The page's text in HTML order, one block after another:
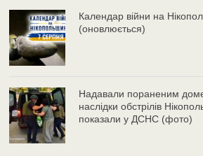
Календар війни на
(оновлюється)
Надавали пораненим
наслідки обстрілів
показали у ДСНС (фото)